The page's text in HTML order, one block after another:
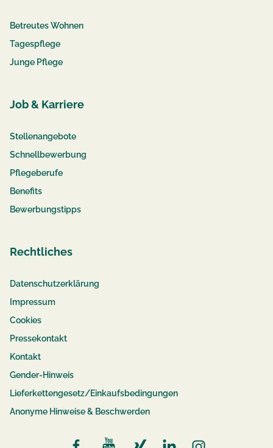
Betreutes Wohnen
Tagespflege
Junge Pflege
Job & Karriere
Stellenangebote
Schnellbewerbung
Pflegeberufe
Benefits
Bewerbungstipps
Rechtliches
Datenschutzerklärung
Impressum
Cookies
Pressekontakt
Kontakt
Gender-Hinweis
Lieferkettengesetz/Einkaufsbedingungen
Anonyme Hinweise & Beschwerden